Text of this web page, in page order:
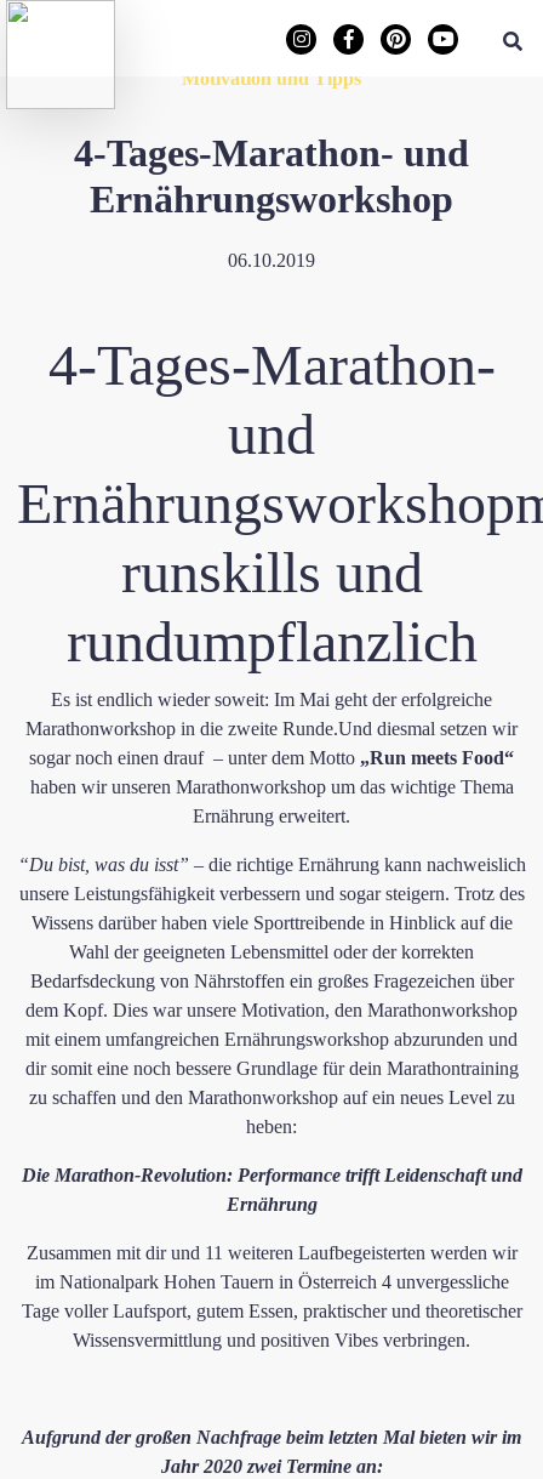
Motivation und Tipps
4-Tages-Marathon- und
Ernährungsworkshop
06.10.2019
4-Tages-Marathon-
und
Ernährungsworkshop
runskills und
rundumpflanzlich
​Es ist endlich wieder soweit: Im Mai geht der erfolgreiche
Marathonworkshop in die zweite Runde.Und diesmal setzen wir
sogar noch einen drauf – unter dem Motto „Run meets Food“
haben wir unseren Marathonworkshop um das wichtige Thema
Ernährung erweitert.
“Du bist, was du isst” – die richtige Ernährung kann nachweislich
unsere Leistungsfähigkeit verbessern und sogar steigern. ​​​Trotz des
Wissens darüber haben viele ​Sporttreibende in Hinblick auf die
Wahl der geeigneten Lebensmittel oder der korrekten
Bedarfsdeckung von Nährstoffen ein großes Fragezeichen über
dem Kopf. Dies war unsere Motivation, den Marathonworkshop
mit einem umfangreichen Ernährungsworkshop abzurunden und
dir somit eine noch bessere Grundlage für dein Marathontraining
zu schaffen und den Marathonworkshop auf ein neues Level zu
heben:
​Die Marathon-Revolution: Performance trifft Leidenschaft und
Ernährung
Zusammen mit dir und 11 weiteren Laufbegeisterten werden wir
im Nationalpark Hohen Tauern in Österreich 4 unvergessliche
Tage voller Laufsport, gutem Essen, praktischer und theoretischer
Wissensvermittlung und positiven Vibes verbringen.
​Aufgrund der großen Nachfrage beim letzten Mal bieten wir im
Jahr 2020 zwei Termine an: